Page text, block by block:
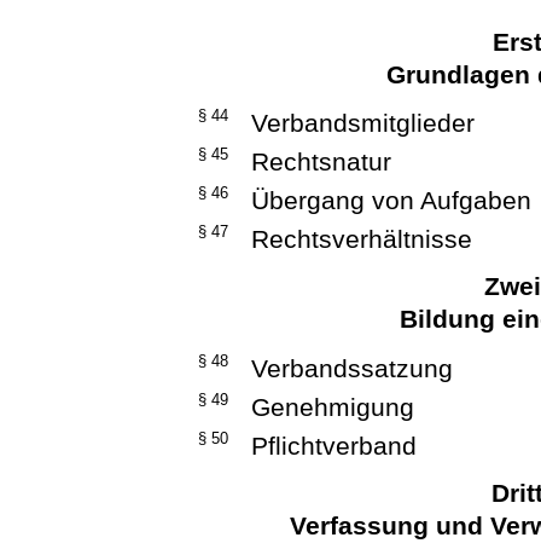
Grundlagen
§ 44 Verbandsmitglieder
§ 45 Rechtsnatur
§ 46 Übergang von Aufgaben
§ 47
Rechtsverhältnisse
Bildung
§ 48 Verbandssatzung
§ 49 Genehmigung
§ 50
Pflichtverband
Verfassung und